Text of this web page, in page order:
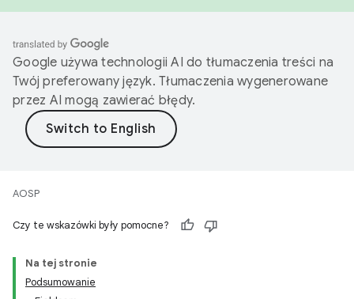
Google używa technologii AI do tłumaczenia treści na
Twój preferowany język. Tłumaczenia wygenerowane
przez AI mogą zawierać błędy.
AOSP
Czy te wskazówki były pomocne?
Na tej stronie
Podsumowanie